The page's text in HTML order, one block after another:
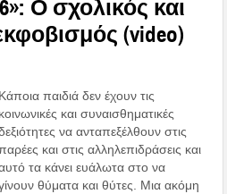
Ο σχολικός και
(video)
Κάποια παιδιά δεν έχουν τις
κοινωνικές και συναισθηματικές
να ανταπεξέλθουν στις
και στις αλληλεπιδράσεις και
τα κάνει ευάλωτα στο να
θύματα και θύτες. Μια ακόμη